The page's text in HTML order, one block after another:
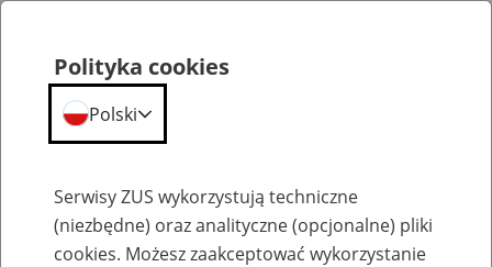
Szkolenia
Polityka cookies
Polski
Serwisy ZUS wykorzystują techniczne
(niezbędne) oraz analityczne (opcjonalne) pliki
cookies. Możesz zaakceptować wykorzystanie